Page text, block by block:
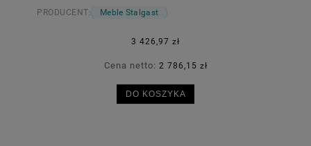
PRODUCENT: Meble Stalgast
3 426,97 zł
Cena netto: 2 786,15 zł
DO KOSZYKA